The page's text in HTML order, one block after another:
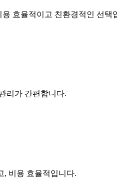
효율적이고 친환경적인 선택
리가 간편합니다.
, 비용 효율적입니다.